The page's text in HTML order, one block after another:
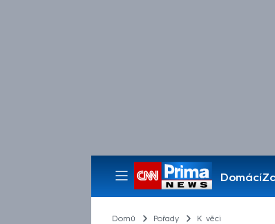
Domácí
Pořady
Domů Pořady K věci